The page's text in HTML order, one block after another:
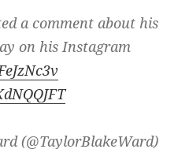
a comment about his
on his Instagram
(@TaylorBlakeWard)